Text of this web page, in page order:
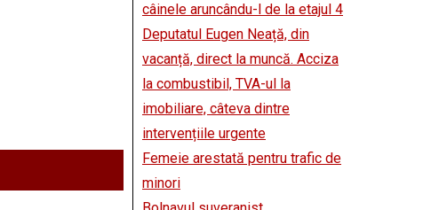
câinele aruncându-l de la etajul 4
Deputatul Eugen Neață, din
vacanță, direct la muncă. Acciza
la combustibil, TVA-ul la
imobiliare, câteva dintre
intervențiile urgente
Femeie arestată pentru trafic de
minori